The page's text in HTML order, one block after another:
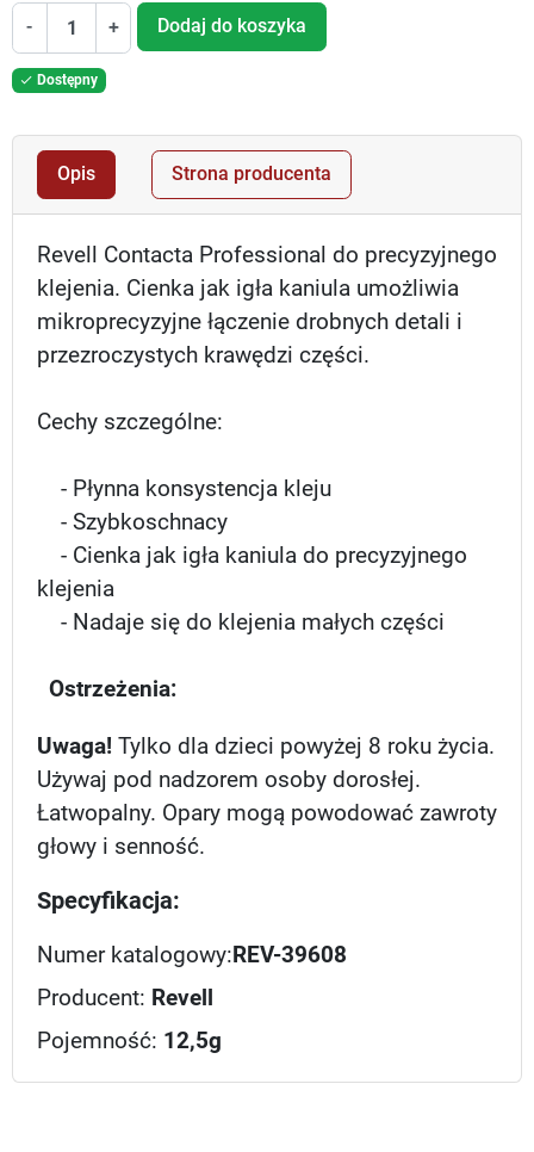
- + Dodaj do koszyka
 Dostępny
Opis Strona producenta
Revell Contacta Professional do precyzyjnego
klejenia. Cienka jak igła kaniula umożliwia
mikroprecyzyjne łączenie drobnych detali i
przezroczystych krawędzi części.
Cechy szczególne:
- Płynna konsystencja kleju
- Szybkoschnacy
- Cienka jak igła kaniula do precyzyjnego
klejenia
- Nadaje się do klejenia małych części
Ostrzeżenia:
Uwaga! Tylko dla dzieci powyżej 8 roku życia.
Używaj pod nadzorem osoby dorosłej.
Łatwopalny. Opary mogą powodować zawroty
głowy i senność.
Specyfikacja:
Numer katalogowy: REV-39608
Producent: Revell
Pojemność: 12,5g